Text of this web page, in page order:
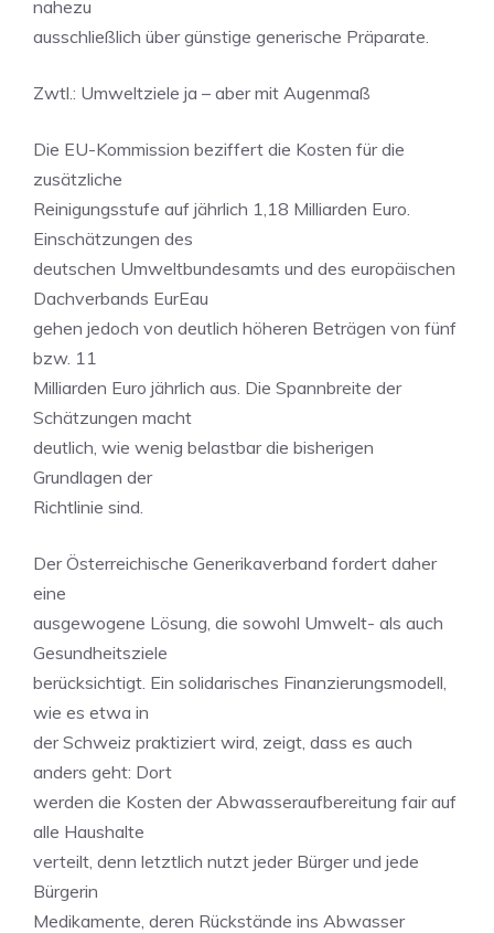
nahezu
ausschließlich über günstige generische Präparate.
Zwtl.: Umweltziele ja – aber mit Augenmaß
Die EU-Kommission beziffert die Kosten für die
zusätzliche
Reinigungsstufe auf jährlich 1,18 Milliarden Euro.
Einschätzungen des
deutschen Umweltbundesamts und des europäischen
Dachverbands EurEau
gehen jedoch von deutlich höheren Beträgen von fünf
bzw. 11
Milliarden Euro jährlich aus. Die Spannbreite der
Schätzungen macht
deutlich, wie wenig belastbar die bisherigen
Grundlagen der
Richtlinie sind.
Der Österreichische Generikaverband fordert daher
eine
ausgewogene Lösung, die sowohl Umwelt- als auch
Gesundheitsziele
berücksichtigt. Ein solidarisches Finanzierungsmodell,
wie es etwa in
der Schweiz praktiziert wird, zeigt, dass es auch
anders geht: Dort
werden die Kosten der Abwasseraufbereitung fair auf
alle Haushalte
verteilt, denn letztlich nutzt jeder Bürger und jede
Bürgerin
Medikamente, deren Rückstände ins Abwasser